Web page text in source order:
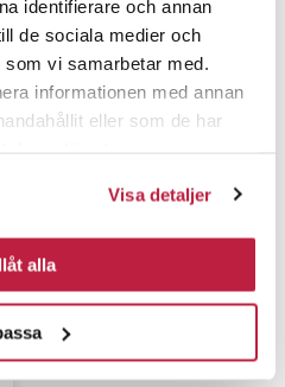
identifierare och annan
de sociala medier och
vi samarbetar med.
informationen med annan
eller som de har
Visa detaljer
alla
48,50 DKK